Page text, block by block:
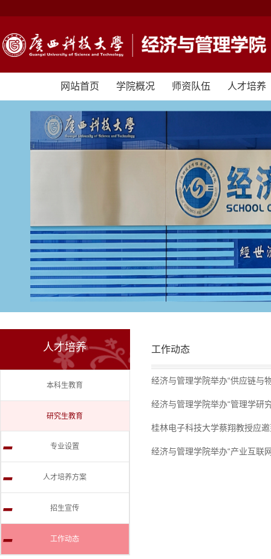
网站首页 学院概况 师资队伍 人才培养
人才培养
本科生教育
研究生教育
专业设置
-
人才培养方案
-
招生宣传
-
工作动态
-
工作动态
经济与管理学院举办“供应链与
经济与管理学院举办“管理学研
桂林电子科技大学蔡翔教授应
经济与管理学院举办“产业互联